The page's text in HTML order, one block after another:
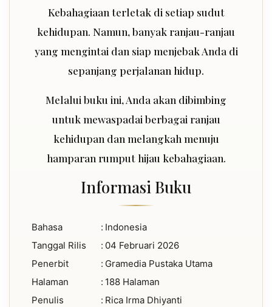
Kebahagiaan terletak di setiap sudut
kehidupan. Namun, banyak ranjau-ranjau
yang mengintai dan siap menjebak Anda di
sepanjang perjalanan hidup.
Melalui buku ini, Anda akan dibimbing
untuk mewaspadai berbagai ranjau
kehidupan dan melangkah menuju
hamparan rumput hijau kebahagiaan.
Informasi Buku
Bahasa : Indonesia
Tanggal Rilis
: 04 Februari 2026
Penerbit
: Gramedia Pustaka Utama
Halaman
: 188 Halaman
Penulis
: Rica Irma Dhiyanti